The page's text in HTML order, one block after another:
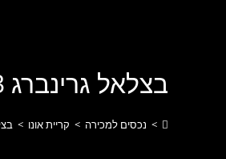
בצלאל גרינברג 3, קרית אונו
> נכסים למכירה > קריית אונו >